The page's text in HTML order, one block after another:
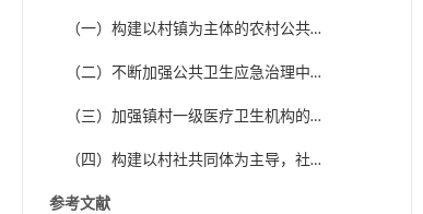
（一）构建以村镇为主体的农村公共卫
生应急治理体系
（二）不断加强公共卫生应急治理中的
网络舆论引导
（三）加强镇村一级医疗卫生机构的建
设，解决农村公共卫生应急治理的最后一
（四）构建以村社共同体为主导，社会
力量有效参与的农村公共卫生应急治理体
参考文献